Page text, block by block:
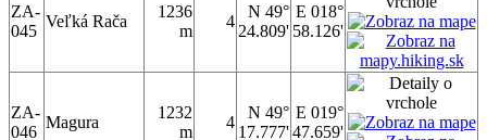
ZA-
045
Veľká Rača
1236
m
4
N 49°
24.809'
E 018°
58.126'
ZA-
046
Magura
1232
m
4
N 49°
17.777'
E 019°
47.659'